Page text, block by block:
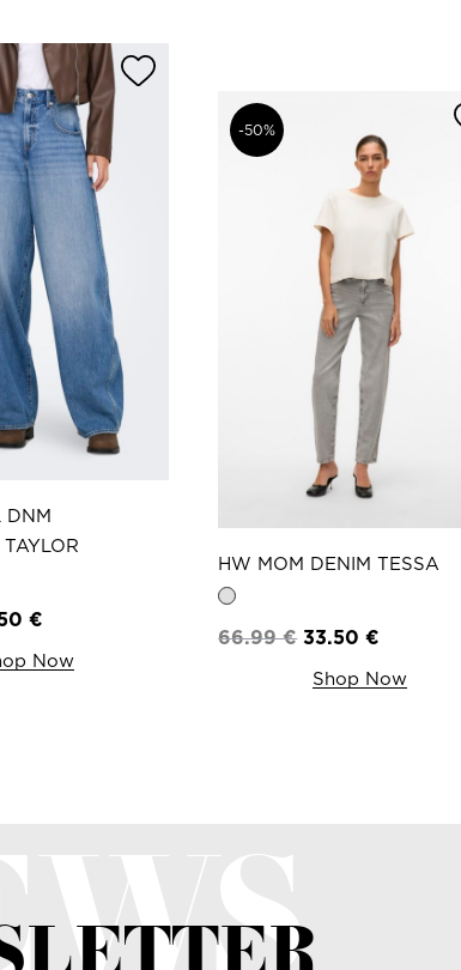
DNM
€
Now
-50%
HW MOM DENIM TESSA
66.99€ 33.50€
Shop Now